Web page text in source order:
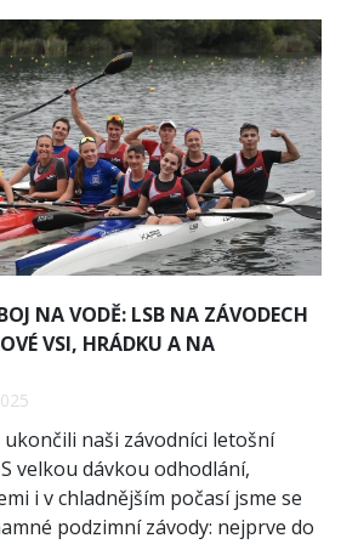
NA VODĚ: LSB NA ZÁVODECH
VSI, HRÁDKU A NA
naši závodníci letošní
velkou dávkou odhodlání,
i v chladnějším počasí jsme se
podzimní závody: nejprve do